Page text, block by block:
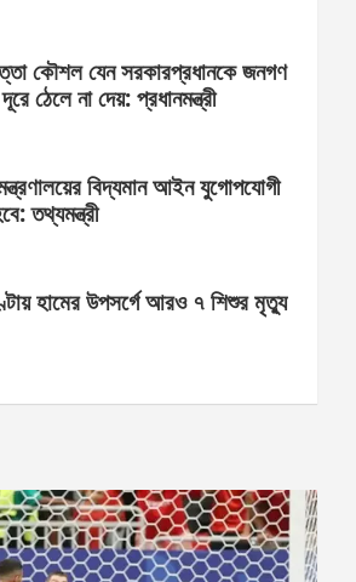
কৌশল যেন সরকারপ্রধানকে জনগণ
ঠেলে না দেয়: প্রধানমন্ত্রী
বিদ্যমান আইন যুগোপযোগী
তথ্যমন্ত্রী
হামের উপসর্গে আরও ৭ শিশুর মৃত্যু